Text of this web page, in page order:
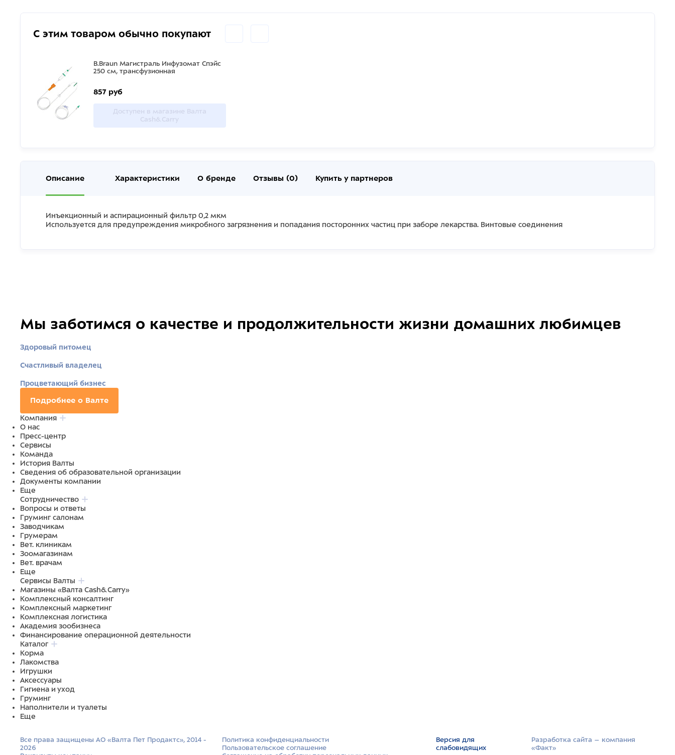
С этим товаром обычно покупают
B.Braun Магистраль Инфузомат Спэйс
250 см, трансфузионная
857 руб
Доступен в магазине Валта
Cash&Carry
Описание Характеристики О бренде Отзывы (0) Купить у партнеров
Инъекционный и аспирационный фильтр 0,2 мкм
Используется для предупреждения микробного загрязнения и попадания посторонних частиц при заборе лекарства. Винтовые соединения
Мы заботимся о качестве и продолжительности жизни домашних любимцев
Здоровый питомец
Счастливый владелец
Процветающий бизнес
Подробнее о Валте
Компания
О нас
Пресс-центр
Сервисы
Команда
История Валты
Сведения об образовательной организации
Документы компании
Еще
Сотрудничество
Вопросы и ответы
Груминг салонам
Заводчикам
Грумерам
Вет. клиникам
Зоомагазинам
Вет. врачам
Еще
Сервисы Валты
Магазины «Валта Cash&Carry»
Комплексный консалтинг
Комплексный маркетинг
Комплексная логистика
Академия зообизнеса
Финансирование операционной деятельности
Каталог
Корма
Лакомства
Игрушки
Аксессуары
Гигиена и уход
Груминг
Наполнители и туалеты
Еще
Все права защищены АО «Валта Пет Продактс», 2014 -
2026
Политика конфиденциальности
Пользовательское соглашение
Версия для
слабовидящих
Разработка сайта –­ компания
«Факт»